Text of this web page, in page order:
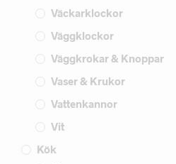
Väckarklockor
Väggklockor
Väggkrokar & Knoppar
Vaser & Krukor
Vattenkannor
Vit
Kök